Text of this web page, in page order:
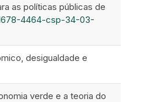
as políticas públicas de
4464-csp-34-03-
desigualdade e
verde e a teoria do